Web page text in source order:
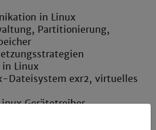
in Linux
Partitionierung,
in Linux
Dateisystem exr2, virtuelles
Gerätetreiber